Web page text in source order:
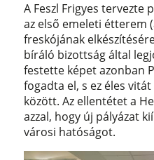
A Feszl Frigyes tervezte
az első emeleti étterem
freskójának
bíráló bizottság által
festette képet azonban
fogadta el, s ez éles
között. Az ellentétet a
azzal, hogy új pályázat
városi hatóságot.